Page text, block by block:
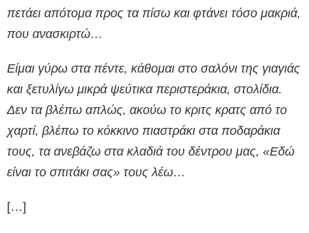
πετάει απότομα προς τα πίσω και φτάνει τόσο μακριά,
που ανασκιρτώ…
Είμαι γύρω στα πέντε, κάθομαι στο σαλόνι της γιαγιάς
και ξετυλίγω μικρά ψεύτικα περιστεράκια, στολίδια.
Δεν τα βλέπω απλώς, ακούω το κριτς κρατς από το
χαρτί, βλέπω το κόκκινο πιαστράκι στα ποδαράκια
τους, τα ανεβάζω στα κλαδιά του δέντρου μας, «Εδώ
είναι το σπιτάκι σας» τους λέω…
[…]